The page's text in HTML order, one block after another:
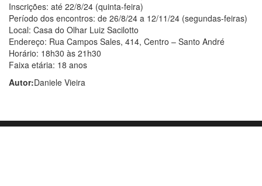
Inscrições: até 22/8/24 (quinta-feira)
Período dos encontros: de 26/8/24 a 12/11/24 (segundas-feiras)
Local: Casa do Olhar Luiz Sacilotto
Endereço: Rua Campos Sales, 414, Centro – Santo André
Horário: 18h30 às 21h30
Faixa etária: 18 anos
Autor:Daniele Vieira